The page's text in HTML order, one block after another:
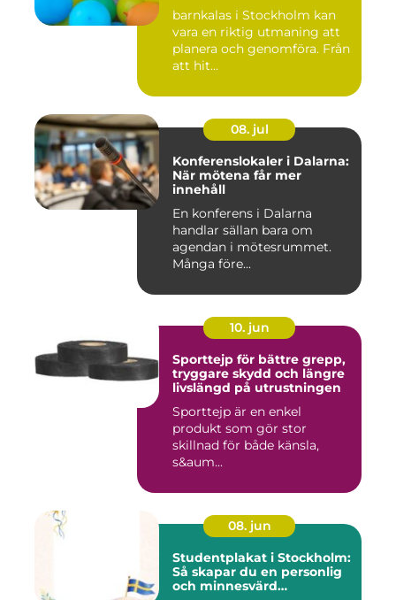
barnkalas i Stockholm kan
vara en riktig utmaning att
planera och genomföra. Från
att hit...
08. jul
Konferenslokaler i Dalarna:
När mötena får mer
innehåll
En konferens i Dalarna
handlar sällan bara om
agendan i mötesrummet.
Många före...
10. jun
Sporttejp för bättre grepp,
tryggare skydd och längre
livslängd på utrustningen
Sporttejp är en enkel
produkt som gör stor
skillnad för både känsla,
s&aum...
08. jun
Studentplakat i Stockholm:
Så skapar du en personlig
och minnesvärd